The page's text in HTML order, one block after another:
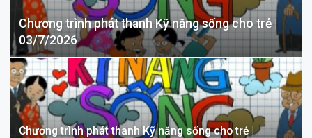
Chương trình phát thanh Kỹ năng sống cho trẻ |
03/7/2026
Chương trình phát thanh Kỹ năng sống cho trẻ |